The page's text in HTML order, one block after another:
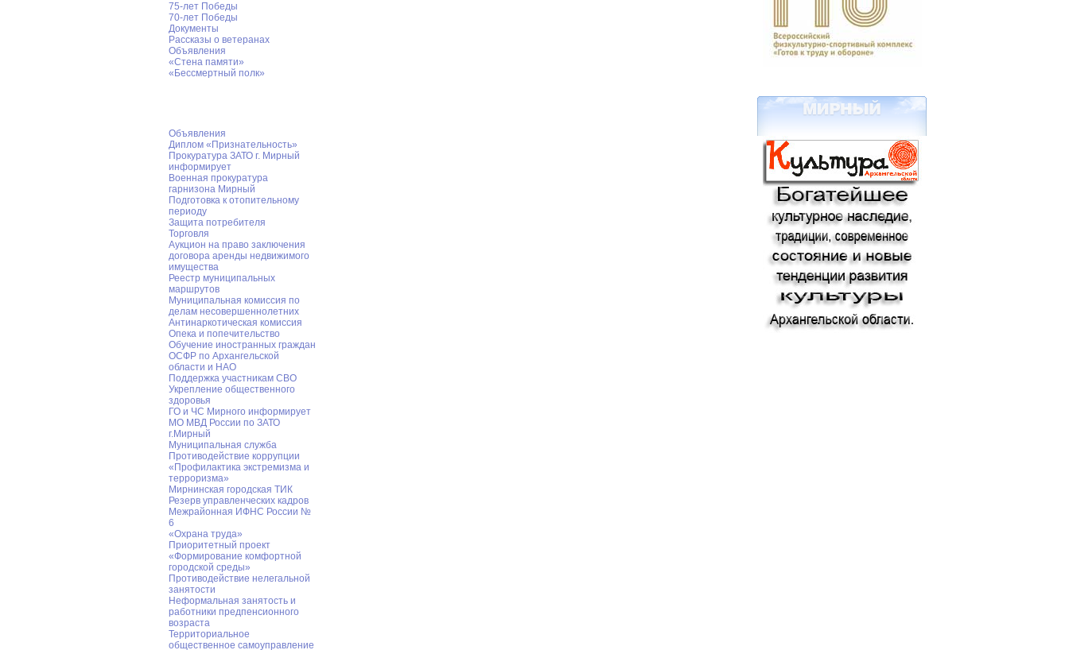
75-лет Победы
70-лет Победы
Документы
Рассказы о ветеранах
Объявления
«Стена памяти»
«Бессмертный полк»
Объявления
Диплом «Признательность»
Прокуратура ЗАТО г. Мирный
информирует
Военная прокуратура
гарнизона Мирный
Подготовка к отопительному
периоду
Защита потребителя
Торговля
Аукцион на право заключения
договора аренды недвижимого
имущества
Реестр муниципальных
маршрутов
Муниципальная комиссия по
делам несовершеннолетних
Антинаркотическая комиссия
Опека и попечительство
Обучение иностранных граждан
ОСФР по Архангельской
области и НАО
Поддержка участникам СВО
Укрепление общественного
здоровья
ГО и ЧС Мирного информирует
МО МВД России по ЗАТО
г.Мирный
Муниципальная cлужба
Противодействие коррупции
«Профилактика экстремизма и
терроризма»
Мирнинская городская ТИК
Резерв управленческих кадров
Межрайонная ИФНС России №
6
«Охрана труда»
Приоритетный проект
«Формирование комфортной
городской среды»
Противодействие нелегальной
занятости
Неформальная занятость и
работники предпенсионного
возраста
Территориальное
общественное самоуправление